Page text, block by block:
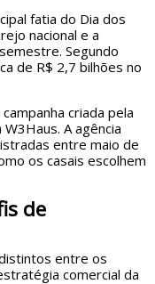
fatia do Dia dos
nacional e a
Segundo
de R$ 2,7 bilhões no
criada pela
A agência
entre maio de
os casais escolhem
de
entre os
comercial da